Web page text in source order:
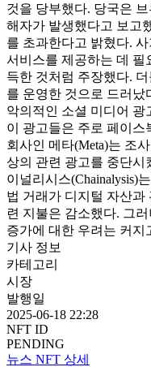
것을 당부했다. 당국은
해자가 발생했다고 보고
를 초과한다고 밝혔다.
서비스를 제공하는 데 필
득한 것처럼 주장했다.
를 운영한 것으로 드러났
악의적인 소셜 미디어 광
이 광고들은 주로 페이스
회사인 메타(Meta)는 조
상의 관련 광고를 중단시
이널리시스(Chainalysis)
법 거래가 디지털 자산
련 지불은 감소했다. 그
증가에 대한 우려는 커지
기사 정보
카테고리
시장
발행일
2025-06-18 22:28
NFT ID
PENDING
뉴스 NFT 상세